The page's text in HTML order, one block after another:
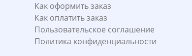
Как оформить заказ
Как оплатить заказ
Пользовательское соглашение
Политика конфиденциальности